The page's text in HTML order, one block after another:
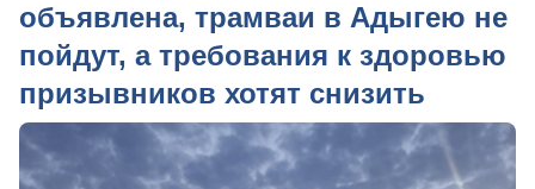
объявлена, трамваи в Адыгею не
пойдут, а требования к здоровью
призывников хотят снизить